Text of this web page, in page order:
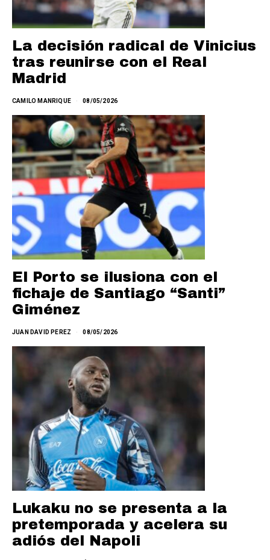
La decisión radical de Vinicius
tras reunirse con el Real
Madrid
CAMILO MANRIQUE 08/05/2026
El Porto se ilusiona con el
fichaje de Santiago “Santi”
Giménez
JUAN DAVID PEREZ 08/05/2026
Lukaku no se presenta a la
pretemporada y acelera su
adiós del Napoli